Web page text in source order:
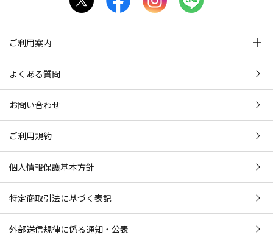
ご利用案内
よくある質問
お問い合わせ
ご利用規約
個人情報保護基本方針
特定商取引法に基づく表記
外部送信規律に係る通知・公表